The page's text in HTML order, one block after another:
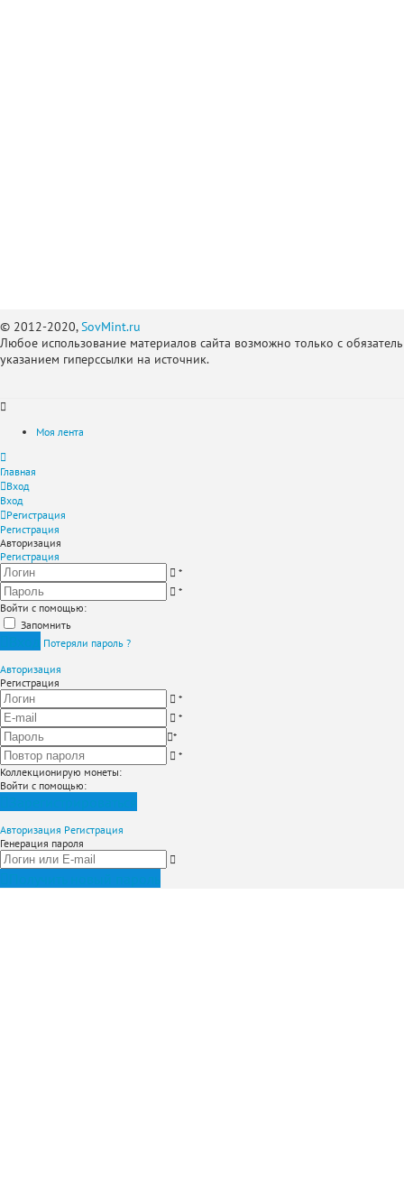
© 2012-2020,SovMint.ru
Любое использование материалов сайта возможно только с
указанием гиперссылки на источник.
Моя лента
Главная
Вход
Вход
Регистрация
Регистрация
Авторизация
Регистрация
*
*
Войти с помощью:
Запомнить
Потеряли пароль ?
Авторизация
Регистрация
*
*
*
*
Коллекционирую монеты:
Войти с помощью:
Авторизация Регистрация
Генерация пароля